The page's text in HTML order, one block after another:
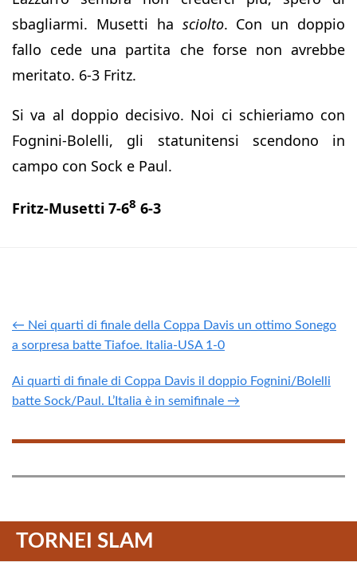
sbagliarmi. Musetti ha sciolto. Con un doppio
fallo cede una partita che forse non avrebbe
meritato. 6-3 Fritz.
Si va al doppio decisivo. Noi ci schieriamo con
Fognini-Bolelli, gli statunitensi scendono in
campo con Sock e Paul.
Fritz-Musetti 7-68 6-3
← Nei quarti di finale della Coppa Davis un ottimo Sonego
a sorpresa batte Tiafoe. Italia-USA 1-0
Ai quarti di finale di Coppa Davis il doppio Fognini/Bolelli
batte Sock/Paul. L’Italia è in semifinale →
TORNEI SLAM